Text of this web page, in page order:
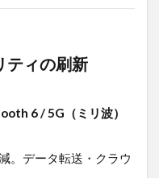
ティの刷新
6 / 5G（ミリ波）
。データ転送・クラウ